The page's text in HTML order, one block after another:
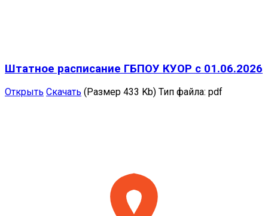
Штатное расписание ГБПОУ КУОР с 01.06.2026
Открыть Скачать (Размер 433 Kb) Тип файла: pdf